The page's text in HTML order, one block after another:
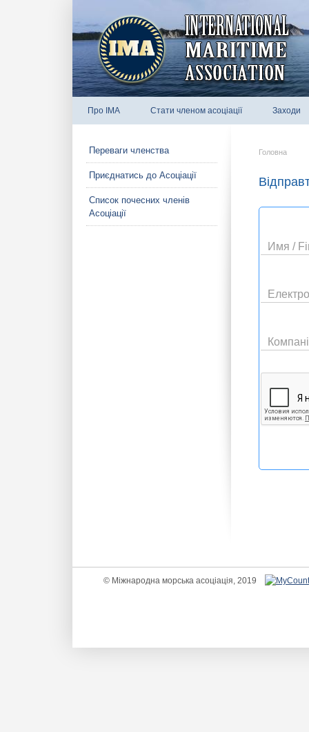
Про IMA Стати членом асоціації Заходи
Переваги членства
Приєднатись до Асоціації
Список почесних членів
Асоціації
Головна
Имя /
© Міжнародна морська асоціація, 2019